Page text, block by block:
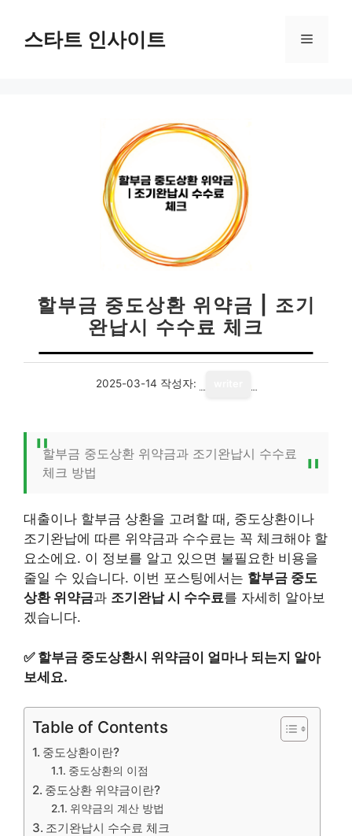
스타트 인사이트 메
할부금 중도상환 위약금 | 조기
완납시 수수료 체크
2025-03-14 작성자:
할부금 중도상환 위약금과 조기완납시 수수료
체크 방법
대출이나 할부금 상환을 고려할 때, 중도상환이나
조기완납에 따른 위약금과 수수료는 꼭 체크해야 할
요소에요. 이 정보를 알고 있으면 불필요한 비용을
줄일 수 있습니다. 이번 포스팅에서는 할부금 중도
상환 위약금과 조기완납 시 수수료를 자세히 알아보
겠습니다.
✅ 할부금 중도상환시 위약금이 얼마나 되는지 알아
보세요.
Table of Contents
중도상환이란?
중도상환의 이점
중도상환 위약금이란?
위약금의 계산 방법
조기완납시 수수료 체크